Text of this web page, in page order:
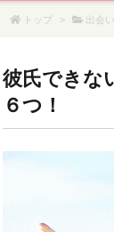
トップ > 出会い
彼氏できな
６つ！